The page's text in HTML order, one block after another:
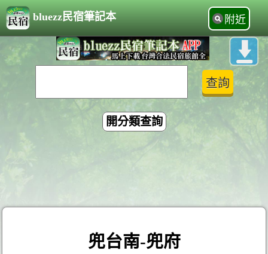
bluezz民宿筆記本 附近
開分類查詢
兜台南-兜府